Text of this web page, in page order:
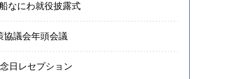
なにわ就役披露式
協議会年頭会議
日レセプション